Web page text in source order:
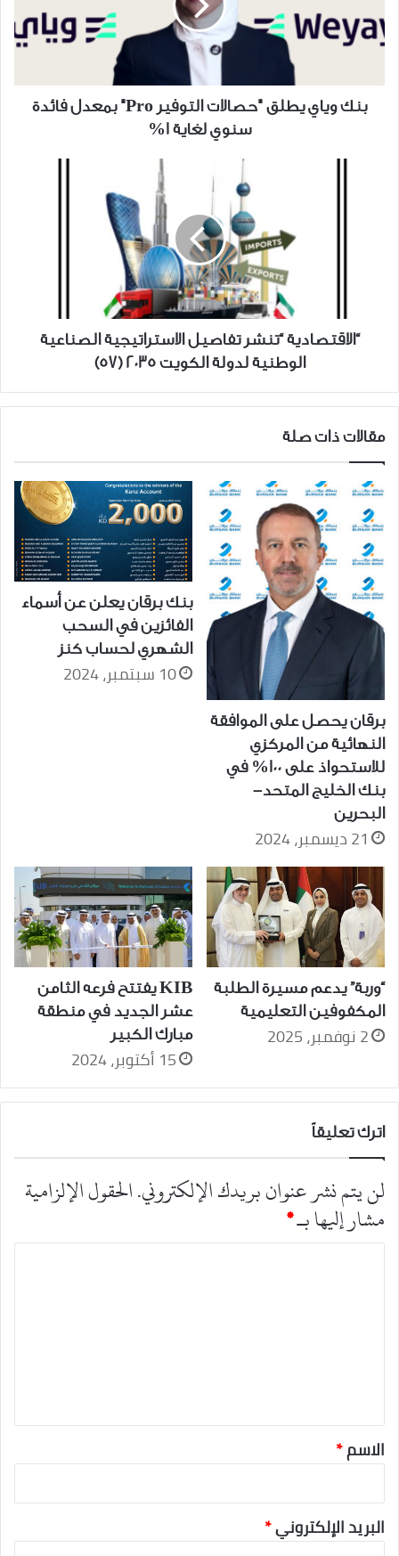
التوفير
Pro"
بمعدل
فائدة
سنوي
لغاية
بنك وياي يطلق "حصالات التوفير Pro" بمعدل فائدة
سنوي لغاية 1%
“الاقتصادية
الكويت
2035“الاقتصادية “تنشر تفاصيل الاستراتيجية الصناعية
الوطنية لدولة الكويت 2035 (57)
مقالات ذات صلة
برقان يحصل على الموافقة
النهائية من المركزي
للاستحواذ على 100% في
بنك الخليج المتحد-
البحرين
21 ديسمبر، 2024
بنك برقان يعلن عن أسماء
الفائزين في السحب
الشهري لحساب كنز
10 سبتمبر، 2024
“وربة” يدعم مسيرة الطلبة
المكفوفين التعليمية
2 نوفمبر، 2025
KIB يفتتح فرعه الثامن
عشر الجديد في منطقة
مبارك الكبير
15 أكتوبر، 2024
اترك تعليقاً
لن يتم نشر عنوان بريدك الإلكتروني.الحقول الإلزامية
مشار إليها بـ*
ا
الاسم*
البريد الإلكتروني*